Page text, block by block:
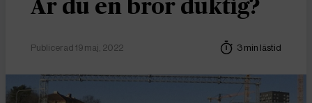
Är du en bror duktig?
Publicerad 19 maj, 2022 3 min lästid